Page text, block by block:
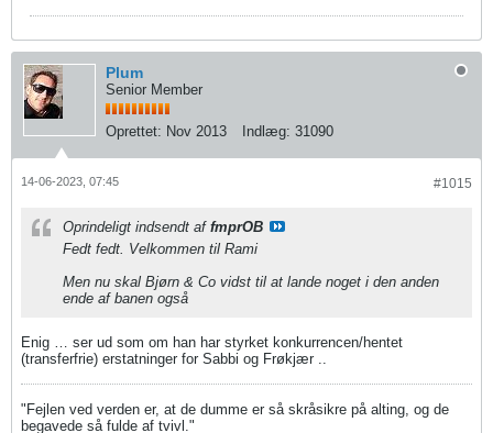
Plum
Senior Member
Oprettet: Nov 2013 Indlæg: 31090
#1015
14-06-2023, 07:45
Oprindeligt indsendt af fmprOB
Fedt fedt. Velkommen til Rami
Men nu skal Bjørn & Co vidst til at lande noget i den anden
ende af banen også
Enig … ser ud som om han har styrket konkurrencen/hentet
(transferfrie) erstatninger for Sabbi og Frøkjær ..
"Fejlen ved verden er, at de dumme er så skråsikre på alting, og de
begavede så fulde af tvivl."